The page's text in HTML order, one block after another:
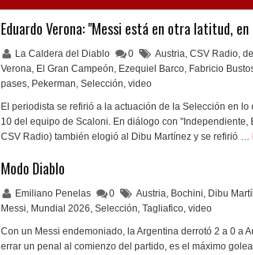
Eduardo Verona: "Messi está en otra latitud,
La Caldera del Diablo 0 Austria, CSV Radio,
Verona, El Gran Campeón, Ezequiel Barco, Fabricio
pases, Pekerman, Selección, video
El periodista se refirió a la actuación de la Selección en
10 del equipo de Scaloni. En diálogo con "Independiente,
CSV Radio) también elogió al Dibu Martínez y se refirió …
Modo Diablo
Emiliano Penelas 0 Austria, Bochini, Dibu
Messi, Mundial 2026, Selección, Tagliafico, video
Con un Messi endemoniado, la Argentina derrotó 2 a 0 a
errar un penal al comienzo del partido, es el máximo